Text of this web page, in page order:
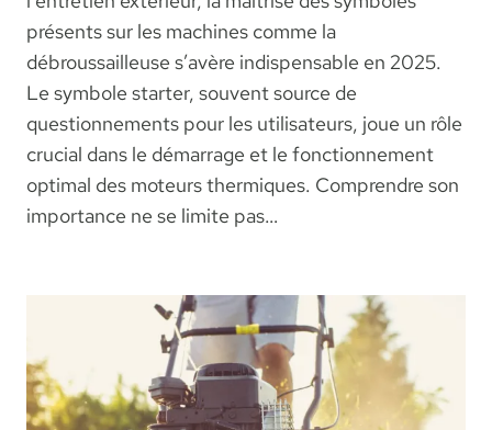
présents sur les machines comme la
débroussailleuse s’avère indispensable en 2025.
Le symbole starter, souvent source de
questionnements pour les utilisateurs, joue un rôle
crucial dans le démarrage et le fonctionnement
optimal des moteurs thermiques. Comprendre son
importance ne se limite pas…